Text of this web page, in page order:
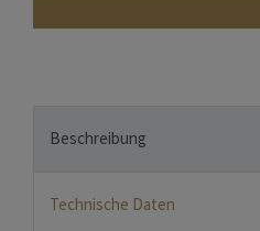
Beschreibung
Technische Daten